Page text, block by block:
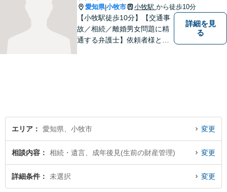
愛知県|小牧市 小牧駅 から徒歩10分
【小牧駅徒歩10分】【交通事
故／相続／離婚男女問題に精
通する弁護士】依頼者様との
詳細を見
る
エリア 愛知県、小牧市 変更
相談内容 相続・遺言、成年後見(生前の財産管理) 変更
詳細条件 未選択 変更